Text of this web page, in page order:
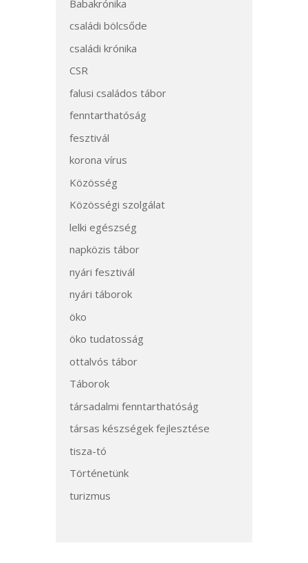
Babakrónika
családi bölcsőde
családi krónika
CSR
falusi családos tábor
fenntarthatóság
fesztivál
korona vírus
Közösség
Közösségi szolgálat
lelki egészség
napközis tábor
nyári fesztivál
nyári táborok
öko
öko tudatosság
ottalvós tábor
Táborok
társadalmi fenntarthatóság
társas készségek fejlesztése
tisza-tó
Történetünk
turizmus